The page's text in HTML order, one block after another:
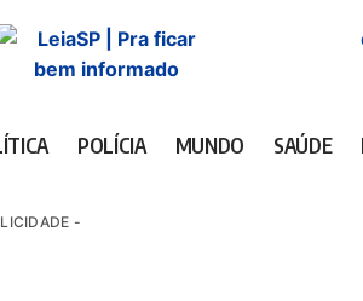
POLÍCIA MUNDO SAÚDE
-